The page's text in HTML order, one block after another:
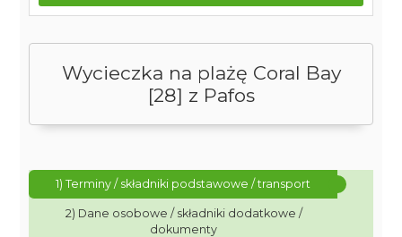
Wycieczka na plażę Coral Bay
[28] z Pafos
1) Terminy / składniki podstawowe / transport
2) Dane osobowe / składniki dodatkowe /
dokumenty